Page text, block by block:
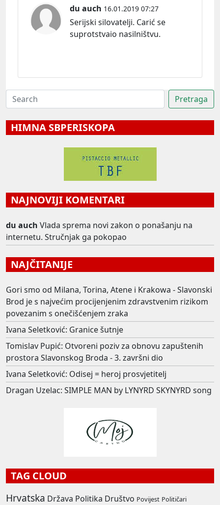
du auch 16.01.2019 07:27
Serijski silovatelji. Carić se
suprotstvaio nasilništvu.
HIMNA SBPERISKOPA
NAJNOVIJI KOMENTARI
du auch Vlada sprema novi zakon o ponašanju na
internetu. Stručnjak ga pokopao
NAJČITANIJE
Gori smo od Milana, Torina, Atene i Krakowa - Slavonski
Brod je s najvećim procijenjenim zdravstvenim rizikom
povezanim s onečišćenjem zraka
Ivana Seletković: Granice šutnje
Tomislav Pupić: Otvoreni poziv za obnovu zapuštenih
prostora Slavonskog Broda - 3. završni dio
Ivana Seletković: Odisej = heroj prosvjetitelj
Dragan Uzelac: SIMPLE MAN by LYNYRD SKYNYRD song
TAG CLOUD
Hrvatska Država Politika Društvo Povijest Političari